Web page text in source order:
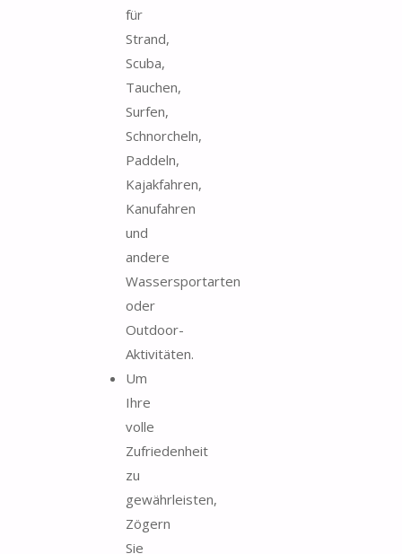
für
Strand,
Scuba,
Tauchen,
Surfen,
Schnorcheln,
Paddeln,
Kajakfahren,
Kanufahren
und
andere
Wassersportarten
oder
Outdoor-
Aktivitäten.
Um
Ihre
volle
Zufriedenheit
zu
gewährleisten,
Zögern
Sie